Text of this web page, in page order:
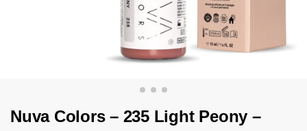
Nuva Colors – 235 Light Peony –